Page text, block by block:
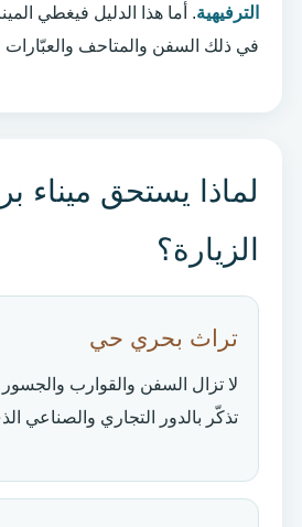
الترفيهية. أما هذا الدليل فيغطي
في ذلك السفن والمتاحف والعبّارات
لماذا يستحق ميناء
الزيارة؟
تراث بحري حي
لا تزال السفن والقوارب والجسور
تذكّر بالدور التجاري والصناعي